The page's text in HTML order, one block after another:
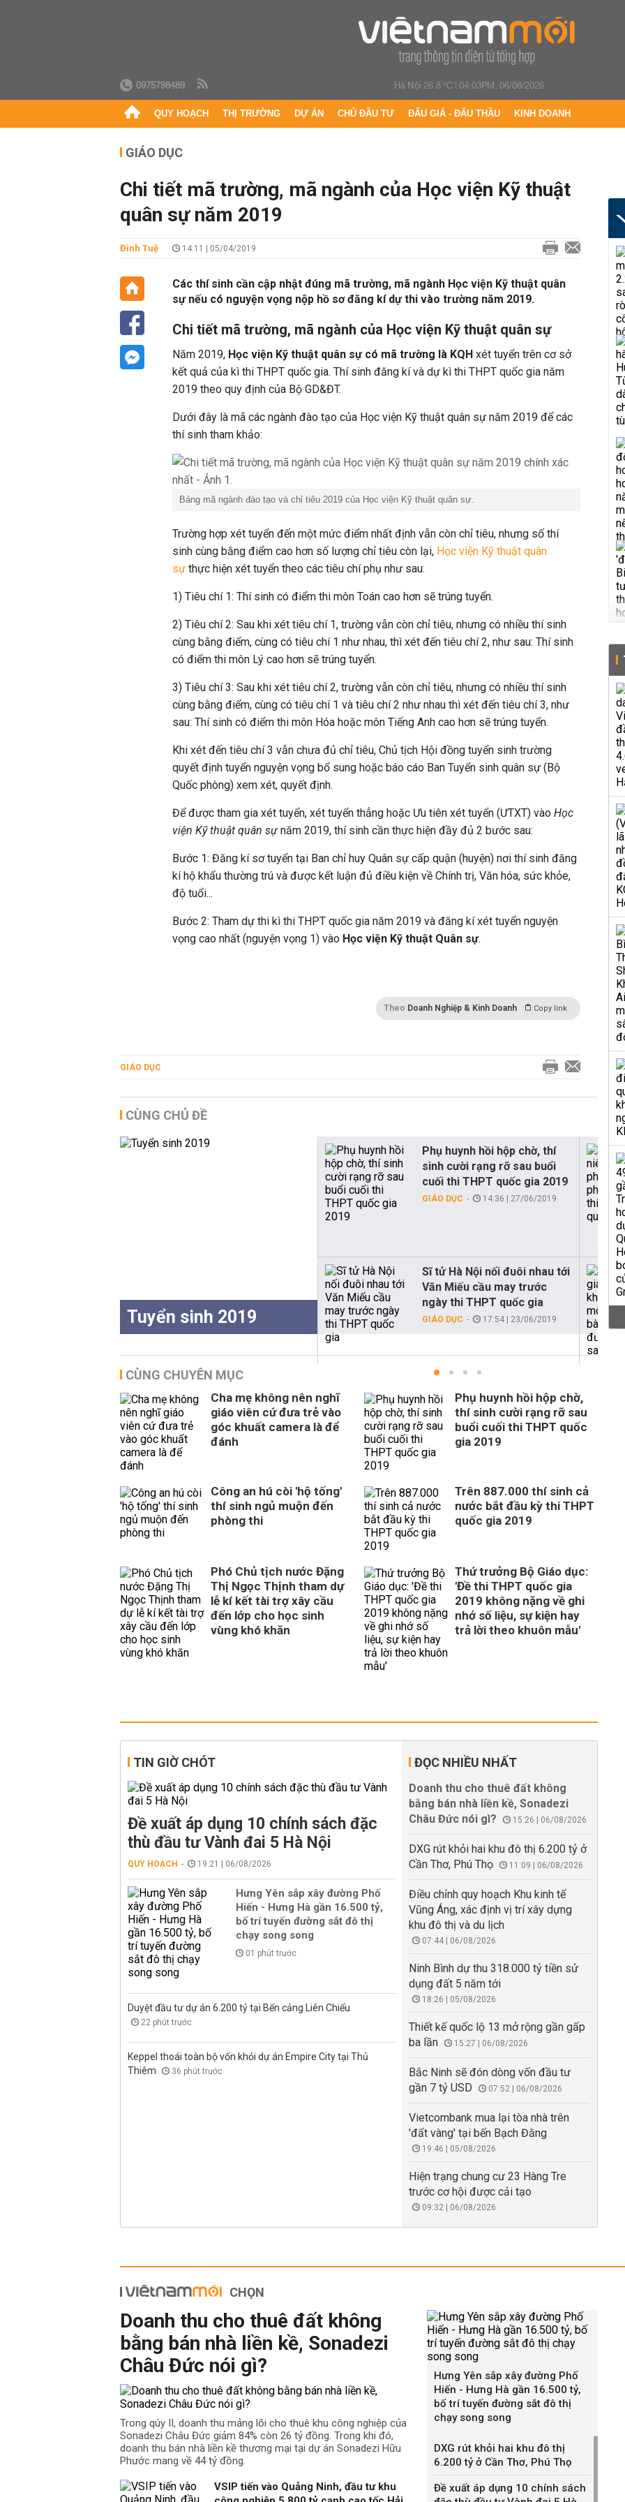
0975798489 Hà Nội 26.8 °C|04:03PM, 06/08/2026
QUY HOẠCH THỊ TRƯỜNG DỰ ÁN CHỦ ĐẦU TƯ ĐẤU GIÁ - ĐẤU THẦU KINH DOANH
GIÁO DỤC
Chi tiết mã trường, mã ngành của Học viện Kỹ thuật
quân sự năm 2019
Đình Tuệ 14:11 | 05/04/2019
Các thí sinh cần cập nhật đúng mã trường, mã ngành Học viện Kỹ thuật quân
sự nếu có nguyện vọng nộp hồ sơ đăng kí dự thi vào trường năm 2019.
Chi tiết mã trường, mã ngành của Học viện Kỹ thuật quân sự
Năm 2019, Học viện Kỹ thuật quân sự có mã trường là KQH xét tuyển trên cơ sở
kết quả của kì thi THPT quốc gia. Thí sinh đăng kí và dự kì thi THPT quốc gia năm
2019 theo quy định của Bộ GD&ĐT.
Dưới đây là mã các ngành đào tạo của Học viện Kỹ thuật quân sự năm 2019 để các
thí sinh tham khảo:
Bảng mã ngành đào tạo và chỉ tiêu 2019 của Học viện Kỹ thuật quân sự.
Trường hợp xét tuyển đến một mức điểm nhất định vẫn còn chỉ tiêu, nhưng số thí
sinh cùng bằng điểm cao hơn số lượng chỉ tiêu còn lại, Học viện Kỹ thuật quân
sự thực hiện xét tuyển theo các tiêu chí phụ như sau:
1) Tiêu chí 1: Thí sinh có điểm thi môn Toán cao hơn sẽ trúng tuyển.
2) Tiêu chí 2: Sau khi xét tiêu chí 1, trường vẫn còn chỉ tiêu, nhưng có nhiều thí sinh
cùng bằng điểm, cùng có tiêu chí 1 như nhau, thì xét đến tiêu chí 2, như sau: Thí sinh
có điểm thi môn Lý cao hơn sẽ trúng tuyển.
3) Tiêu chí 3: Sau khi xét tiêu chí 2, trường vẫn còn chỉ tiêu, nhưng có nhiều thí sinh
cùng bằng điểm, cùng có tiêu chí 1 và tiêu chí 2 như nhau thì xét đến tiêu chí 3, như
sau: Thí sinh có điểm thi môn Hóa hoặc môn Tiếng Anh cao hơn sẽ trúng tuyển.
Khi xét đến tiêu chí 3 vẫn chưa đủ chỉ tiêu, Chủ tịch Hội đồng tuyển sinh trường
quyết định tuyển nguyện vọng bổ sung hoặc báo cáo Ban Tuyển sinh quân sự (Bộ
Quốc phòng) xem xét, quyết định.
Để được tham gia xét tuyển, xét tuyển thẳng hoặc Ưu tiên xét tuyển (ƯTXT) vào Học
viện Kỹ thuật quân sựnăm 2019, thí sinh cần thực hiện đầy đủ 2 bước sau:
Bước 1: Đăng kí sơ tuyển tại Ban chỉ huy Quân sự cấp quận (huyện) nơi thí sinh đăng
kí hộ khẩu thường trú và được kết luận đủ điều kiện về Chính trị, Văn hóa, sức khỏe,
độ tuổi...
Bước 2: Tham dự thi kì thi THPT quốc gia năm 2019 và đăng kí xét tuyển nguyện
vọng cao nhất (nguyện vọng 1) vào Học viện Kỹ thuật Quân sự.
Theo Doanh Nghiệp & Kinh Doanh Copy link
GIÁO DỤC
CÙNG CHỦ ĐỀ
Tuyển sinh 2019
Phụ huynh hồi hộp chờ, thí
sinh cười rạng rỡ sau buổi
cuối thi THPT quốc gia 2019
GIÁO DỤC 14:36 | 27/06/2019
Sĩ tử Hà Nội nối đuôi nhau tới
Văn Miếu cầu may trước
ngày thi THPT quốc gia
GIÁO DỤC 17:54 | 23/06/2019
CÙNG CHUYÊN MỤC
Cha mẹ không nên nghĩ
giáo viên cứ đưa trẻ vào
góc khuất camera là để
đánh
Phụ huynh hồi hộp chờ,
thí sinh cười rạng rỡ sau
buổi cuối thi THPT quốc
gia 2019
Công an hú còi 'hộ tống'
thí sinh ngủ muộn đến
phòng thi
Trên 887.000 thí sinh cả
nước bắt đầu kỳ thi THPT
quốc gia 2019
Phó Chủ tịch nước Đặng
Thị Ngọc Thịnh tham dự
lễ kí kết tài trợ xây cầu
đến lớp cho học sinh
vùng khó khăn
Thứ trưởng Bộ Giáo dục:
'Đề thi THPT quốc gia
2019 không nặng về ghi
nhớ số liệu, sự kiện hay
trả lời theo khuôn mẫu'
TIN GIỜ CHÓT
Đề xuất áp dụng 10 chính sách đặc
thù đầu tư Vành đai 5 Hà Nội
QUY HOẠCH 19:21 | 06/08/2026
Hưng Yên sắp xây đường Phố
Hiến - Hưng Hà gần 16.500 tỷ,
bố trí tuyến đường sắt đô thị
chạy song song
01 phút trước
Duyệt đầu tư dự án 6.200 tỷ tại Bến cảng Liên Chiểu
22 phút trước
Keppel thoái toàn bộ vốn khỏi dự án Empire City tại Thủ
Thiêm
36 phút trước
ĐỌC NHIỀU NHẤT
Doanh thu cho thuê đất không
bằng bán nhà liền kề, Sonadezi
Châu Đức nói gì?
15:26 | 06/08/2026
DXG rút khỏi hai khu đô thị 6.200 tỷ ở
Cần Thơ, Phú Thọ
11:09 | 06/08/2026
Điều chỉnh quy hoạch Khu kinh tế
Vũng Áng, xác định vị trí xây dựng
khu đô thị và du lịch
07:44 | 06/08/2026
Ninh Bình dự thu 318.000 tỷ tiền sử
dụng đất 5 năm tới
18:26 | 05/08/2026
Thiết kế quốc lộ 13 mở rộng gần gấp
ba lần
15:27 | 06/08/2026
Bắc Ninh sẽ đón dòng vốn đầu tư
gần 7 tỷ USD
07:52 | 06/08/2026
Vietcombank mua lại tòa nhà trên
'đất vàng' tại bến Bạch Đằng
19:46 | 05/08/2026
Hiện trạng chung cư 23 Hàng Tre
trước cơ hội được cải tạo
09:32 | 06/08/2026
CHỌN
Doanh thu cho thuê đất không
bằng bán nhà liền kề, Sonadezi
Châu Đức nói gì?
Trong qúy II, doanh thu mảng lõi cho thuê khu công nghiệp của
Sonadezi Châu Đức giảm 84% còn 26 tỷ đồng. Trong khi đó,
doanh thu bán nhà liền kề thương mại tại dự án Sonadezi Hữu
Phước mang về 44 tỷ đồng.
VSIP tiến vào Quảng Ninh, đầu tư khu
Hưng Yên sắp xây đường Phố
Hiến - Hưng Hà gần 16.500 tỷ,
bố trí tuyến đường sắt đô thị
chạy song song
DXG rút khỏi hai khu đô thị
6.200 tỷ ở Cần Thơ, Phú Thọ
Đề xuất áp dụng 10 chính sách